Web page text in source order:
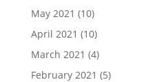
May 2021 (10)
April 2021 (10)
March 2021 (4)
February 2021 (5)